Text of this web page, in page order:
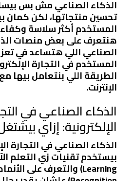
الذكاء الصناعي مش بس
تحسين منتجاتها، لكن كمان
المستخدم أكثر سلاسة
هنتعرف على بعضمنصات
الصناعياللي هتساعد في
المستخدم في التجارة
الطريقة اللي بنتعامل بيها
الإنترنت.
الذكاء الصناعي في
الإلكترونية: إزاي
الذكاء الصناعي في التجارة
بيستخدم تقنيات زي
Learning) و